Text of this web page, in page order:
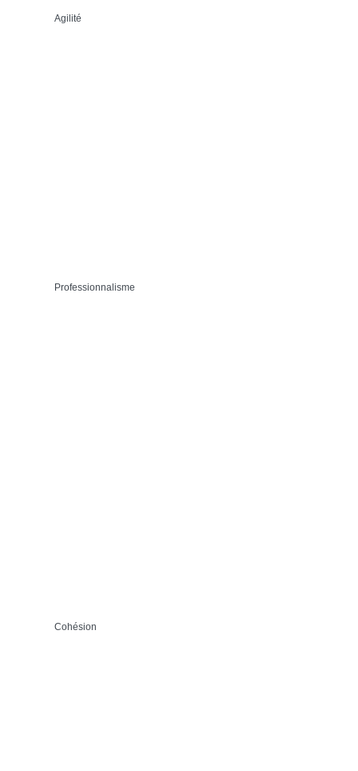
Agilité
Professionnalisme
Cohésion